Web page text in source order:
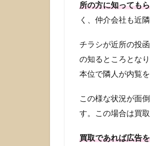
2
お部
きれ
いな
中古
マン
ンは
で販
を！
所の方に知っても
く、仲介会社も近
チラシが近所の投
の知るところとな
本位で隣人が内覧
この様な状況が面
す。この場合は買
買取であれば広告